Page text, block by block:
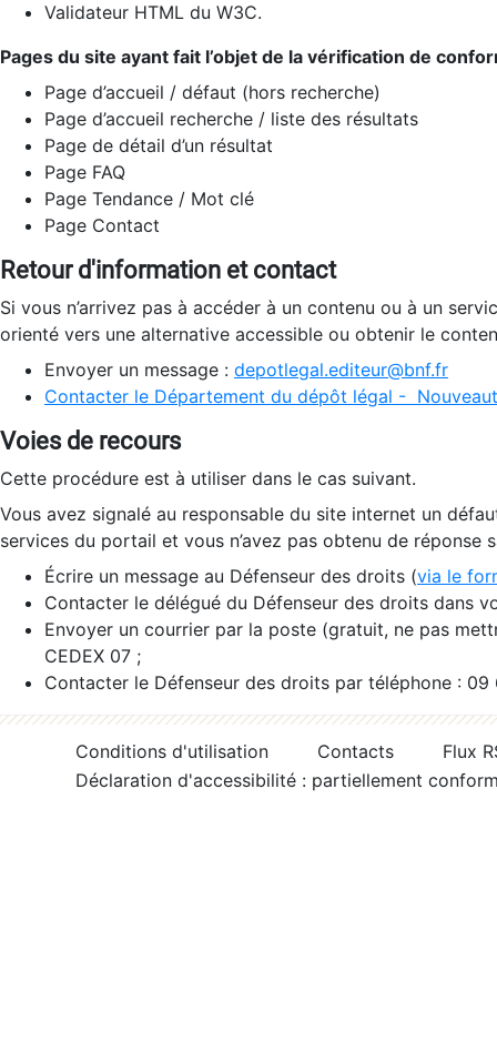
Validateur HTML du W3C.
Pages du site ayant fait l’objet de la vérification de
Page d’accueil / défaut (hors recherche)
Page d’accueil recherche / liste des résultats
Page de détail d’un résultat
Page FAQ
Page Tendance / Mot clé
Page Contact
Retour d'information et contact
Si vous n’arrivez pas à accéder à un contenu ou à un
orienté vers une alternative accessible ou obtenir le
Envoyer un message : depotlegal.editeur@bnf.fr
Contacter le Département du dépôt légal -
Voies de recours
Cette procédure est à utiliser dans le cas suivant.
Vous avez signalé au responsable du site internet un
services du portail et vous n’avez pas obtenu de réponse
Écrire un message au Défenseur des droits (via le
Contacter le délégué du Défenseur des droits dans
Envoyer un courrier par la poste (gratuit, ne pas
CEDEX 07 ;
Contacter le Défenseur des droits par téléphone :
Conditions d'utilisation Contacts
Flux
Déclaration d'accessibilité : partiellement